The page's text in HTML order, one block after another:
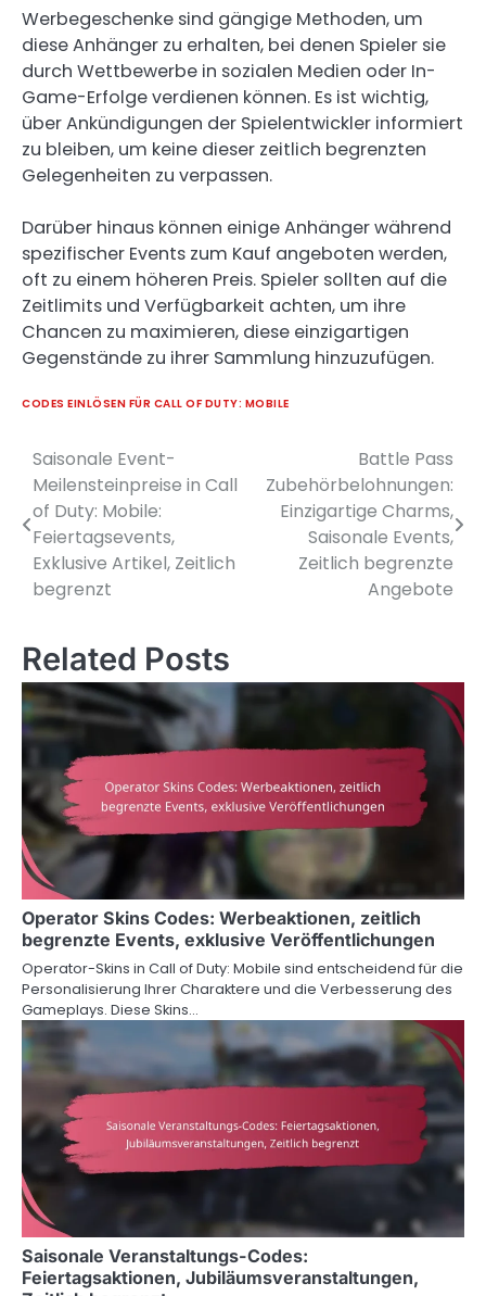
Werbegeschenke sind gängige Methoden, um
diese Anhänger zu erhalten, bei denen Spieler sie
durch Wettbewerbe in sozialen Medien oder In-
Game-Erfolge verdienen können. Es ist wichtig,
über Ankündigungen der Spielentwickler informiert
zu bleiben, um keine dieser zeitlich begrenzten
Gelegenheiten zu verpassen.
Darüber hinaus können einige Anhänger während
spezifischer Events zum Kauf angeboten werden,
oft zu einem höheren Preis. Spieler sollten auf die
Zeitlimits und Verfügbarkeit achten, um ihre
Chancen zu maximieren, diese einzigartigen
Gegenstände zu ihrer Sammlung hinzuzufügen.
CODES EINLÖSEN FÜR CALL OF DUTY: MOBILE
Post
navigation
Saisonale Event-
Meilensteinpreise in Call
of Duty: Mobile:
Feiertagsevents,
Exklusive Artikel, Zeitlich
begrenzt
Battle Pass
Zubehörbelohnungen:
Einzigartige Charms,
Saisonale Events,
Zeitlich begrenzte
Angebote
Related Posts
Operator Skins Codes: Werbeaktionen, zeitlich
begrenzte Events, exklusive Veröffentlichungen
Operator-Skins in Call of Duty: Mobile sind entscheidend für die
Personalisierung Ihrer Charaktere und die Verbesserung des
Gameplays. Diese Skins…
Saisonale Veranstaltungs-Codes:
Feiertagsaktionen, Jubiläumsveranstaltungen,